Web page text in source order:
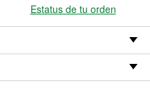
Estatus de tu orden